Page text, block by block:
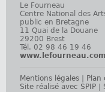
Le Fourneau
Centre National des
public en Bretagne
11 Quai de la Douane
29200 Brest
Tél. 02 98 46 19 46
www.lefourneau.com
Mentions légales
Plan
Site réalisé avec SPIP